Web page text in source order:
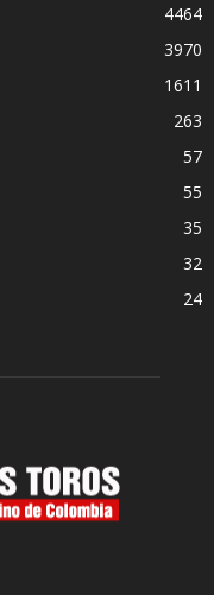
4464
3970
1611
263
57
55
35
32
24